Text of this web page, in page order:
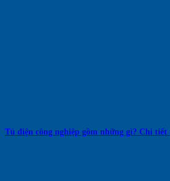
Tủ điện công nghiệp gồm những gì? Chi tiết